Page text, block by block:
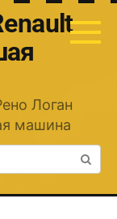
Логан
машина